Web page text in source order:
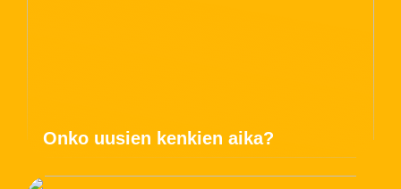
Onko uusien kenkien aika?